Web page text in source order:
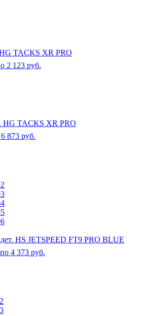
TACKS XR PRO
2 123 руб.
HG TACKS XR PRO
6 873 руб.
HS JETSPEED FT9 PRO BLUE
по 4 373 руб.